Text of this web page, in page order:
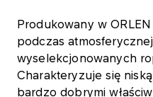
Produkowany w
podczas
wyselekcjonowanych
Charakteryzuje się
bardzo dobrymi